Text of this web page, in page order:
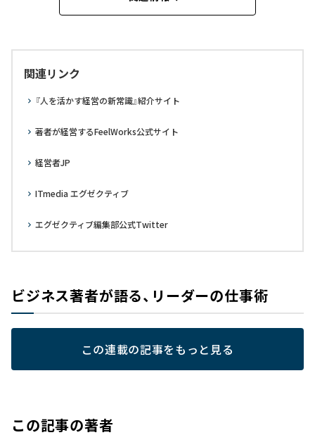
関連リンク
『人を活かす経営の新常識』紹介サイト
著者が経営するFeelWorks公式サイト
経営者JP
ITmedia エグゼクティブ
エグゼクティブ編集部公式Twitter
ビジネス著者が語る、リーダーの仕事術
この連載の記事をもっと見る
この記事の著者